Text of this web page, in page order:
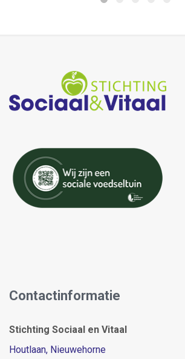
Contactinformatie
Stichting Sociaal en Vitaal
Houtlaan, Nieuwehorne